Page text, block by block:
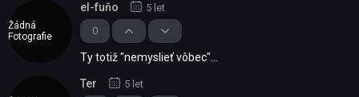
Žádná
Fotografie
0
el-fuňo 5 let
Ty totiž "nemyslieť vôbec"...
Ter 5 let